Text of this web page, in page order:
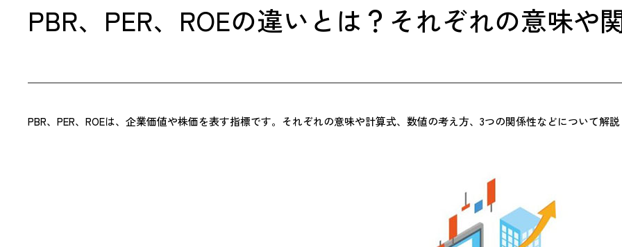
PBR、PER、ROEの違いとは？それぞれの意味や
PBR、PER、ROEは、企業価値や株価を表す指標です。それぞれの意味や計算式、数値の考え方、3つの関係性などについて解説